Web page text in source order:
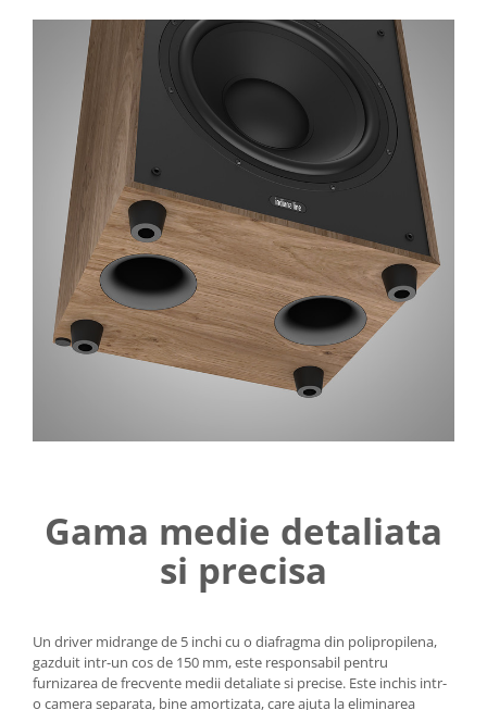
Gama medie detaliata
si precisa
Un driver midrange de 5 inchi cu o diafragma din polipropilena,
gazduit intr-un cos de 150 mm, este responsabil pentru
furnizarea de frecvente medii detaliate si precise. Este inchis intr-
o camera separata, bine amortizata, care ajuta la eliminarea